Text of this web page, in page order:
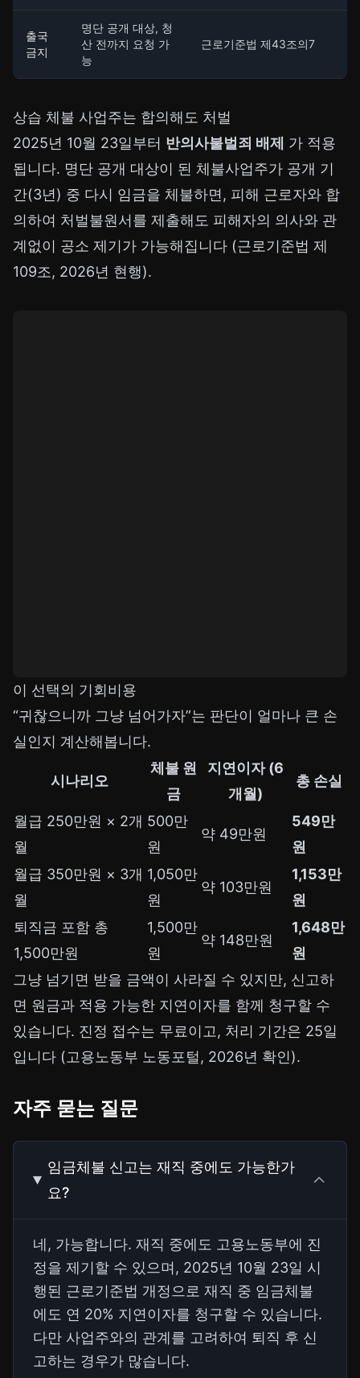
출국
금지
명단 공개 대상, 청
산 전까지 요청 가
능
근로기준법 제43조의7
상습 체불 사업주는 합의해도 처벌
2025년 10월 23일부터 반의사불벌죄 배제 가 적용
됩니다. 명단 공개 대상이 된 체불사업주가 공개 기
간(3년) 중 다시 임금을 체불하면, 피해 근로자와 합
의하여 처벌불원서를 제출해도 피해자의 의사와 관
계없이 공소 제기가 가능해집니다 (근로기준법 제
109조, 2026년 현행).
이 선택의 기회비용
“귀찮으니까 그냥 넘어가자”는 판단이 얼마나 큰 손
실인지 계산해봅니다.
시나리오
체불 원
금
지연이자 (6
개월)
총 손실
월급 250만원 × 2개
월
500만
원
약 49만원
549만
원
월급 350만원 × 3개
월
1,050만
원
약 103만원
1,153만
원
퇴직금 포함 총
1,500만원
1,500만
원
약 148만원
1,648만
원
그냥 넘기면 받을 금액이 사라질 수 있지만, 신고하
면 원금과 적용 가능한 지연이자를 함께 청구할 수
있습니다. 진정 접수는 무료이고, 처리 기간은 25일
입니다 (고용노동부 노동포털, 2026년 확인).
자주 묻는 질문
임금체불 신고는 재직 중에도 가능한가
요?
네, 가능합니다. 재직 중에도 고용노동부에 진
정을 제기할 수 있으며, 2025년 10월 23일 시
행된 근로기준법 개정으로 재직 중 임금체불
에도 연 20% 지연이자를 청구할 수 있습니다.
다만 사업주와의 관계를 고려하여 퇴직 후 신
고하는 경우가 많습니다.